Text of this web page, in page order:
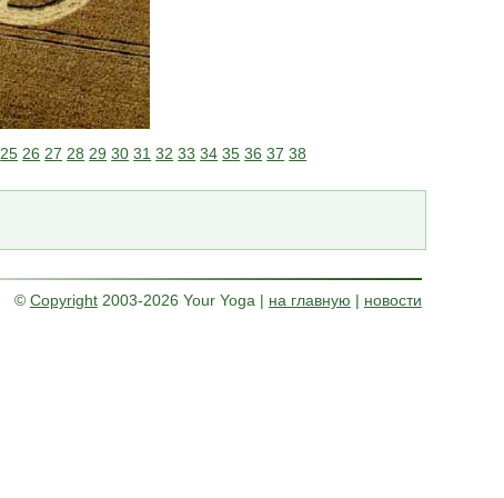
25 26 27 28 29 30 31 32 33 34 35 36 37 38
© Copyright2003-2026 Your Yoga | на главную | новости